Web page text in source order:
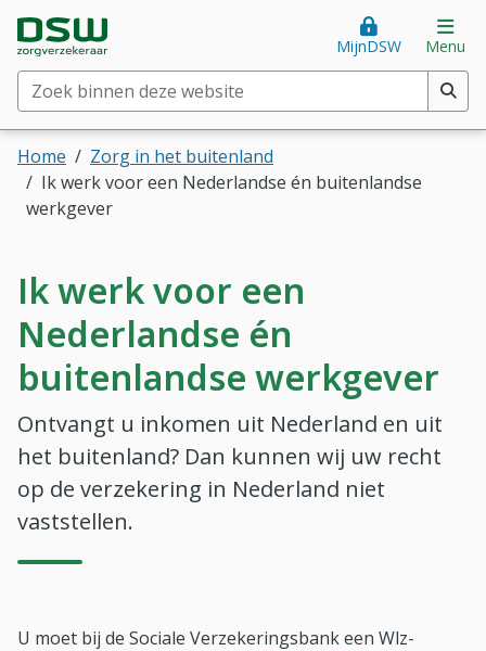
Direct naar hoofdinhoud
Direct naar hoofdmenuDSW Zorgverzekeraar. Goed voor je.
Zoek binnen deze website(min. 2 tekens)
MijnDSW Menu
Home
Zorg in het buitenland
Ik werk voor een Nederlandse én buitenlandse
werkgever
Ik werk voor een
Nederlandse én
buitenlandse werkgever
Ontvangt u inkomen uit Nederland en uit
het buitenland? Dan kunnen wij uw recht
op de verzekering in Nederland niet
vaststellen.
U moet bij de Sociale Verzekeringsbank een Wlz-